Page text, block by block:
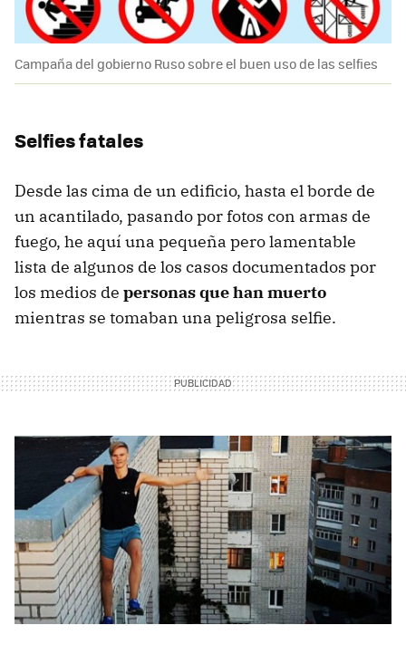
Campaña del gobierno Ruso sobre el buen uso de las selfies
Selfies fatales
Desde las cima de un edificio, hasta el borde de
un acantilado, pasando por fotos con armas de
fuego, he aquí una pequeña pero lamentable
lista de algunos de los casos documentados por
los medios de personas que han muerto
mientras se tomaban una peligrosa selfie.